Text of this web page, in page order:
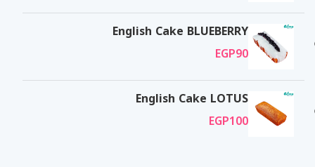
English Cake BLUEBERRY
EGP90
English Cake LOTUS
EGP100